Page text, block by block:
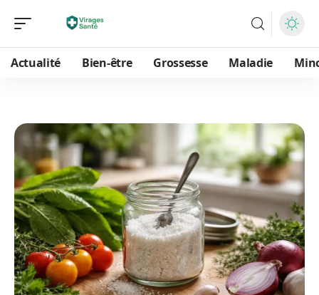
Actualité Bien-être Grossesse Maladie